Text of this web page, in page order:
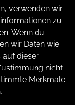
verwenden wir
zu
Wenn du
wir Daten wie
auf dieser
nicht
Merkmale
UCpqB